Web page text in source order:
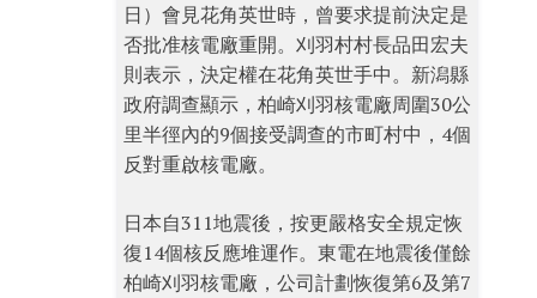
日）會見花角英世時，曾要求提前決定是
否批准核電廠重開。刈羽村村長品田宏夫
則表示，決定權在花角英世手中。新潟縣
政府調查顯示，柏崎刈羽核電廠周圍30公
里半徑內的9個接受調查的市町村中，4個
反對重啟核電廠。
日本自311地震後，按更嚴格安全規定恢
復14個核反應堆運作。東電在地震後僅餘
柏崎刈羽核電廠，公司計劃恢復第6及第7